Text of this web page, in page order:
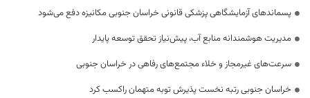
پسماندهای آزمایشگاهی پزشکی قانونی خراسان جنوبی مکانیزه دفع می‌شود
مدیریت هوشمندانه منابع آب، پیش‌نیاز تحقق توسعه پایدار
سرعت‌های غیرمجاز و خلاء مجتمع‌های رفاهی در خراسان جنوبی
خراسان جنوبی رتبه نخست پذیرش توبه متهمان راکسب کرد